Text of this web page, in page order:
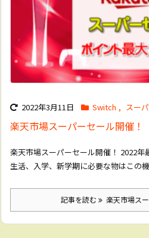
2022年3月11日 Switch , スー
楽天市場スーパーセール開催！
楽天市場スーパーセール開催！ 2022
生活、入学、新学期に必要な物はこの
記事を読む 楽天市場ス